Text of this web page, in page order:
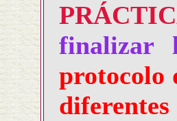
finalizar
protocolo
diferentes